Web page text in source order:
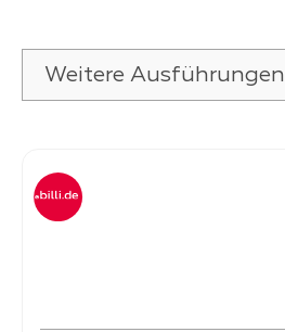
Weitere Ausführungen